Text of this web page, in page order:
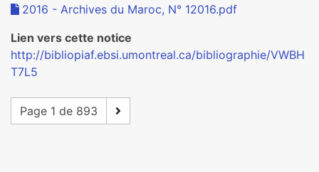
2016 - Archives du Maroc, N° 12016.pdf
Lien vers cette notice
http://bibliopiaf.ebsi.umontreal.ca/bibliographie/VWBH
T7L5
Page 1 de 893